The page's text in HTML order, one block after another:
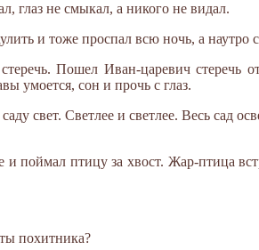
глаз не смыкал, а никого не видал.
и тоже проспал всю ночь, а наутро
Пошел Иван-царевич стеречь
умоется, сон и прочь с глаз.
свет. Светлее и светлее. Весь сад
поймал птицу за хвост. Жар-птица
похитника?